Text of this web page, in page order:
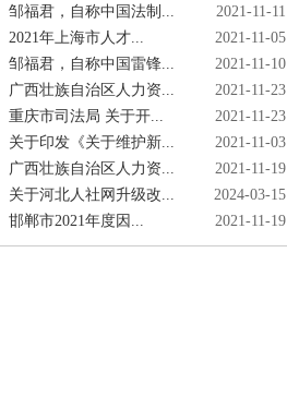
邹福君，自称中国法制...
2021-11-11
2021年上海市人才...
2021-11-05
邹福君，自称中国雷锋...
2021-11-10
广西壮族自治区人力资...
2021-11-23
重庆市司法局 关于开...
2021-11-23
关于印发《关于维护新...
2021-11-03
广西壮族自治区人力资...
2021-11-19
关于河北人社网升级改...
2024-03-15
邯郸市2021年度因...
2021-11-19